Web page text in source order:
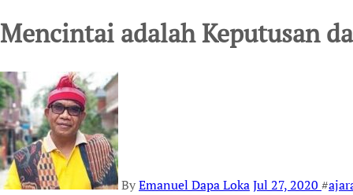
Mencintai adalah Keputusan
ByEmanuel Dapa LokaJul 27, 2020 #